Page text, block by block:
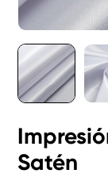
Satén